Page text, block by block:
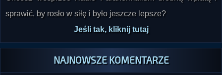
sprawić, by rosło w siłę i było jeszcze lepsze?
Jeśli tak, kliknij tutaj
NAJNOWSZE KOMENTARZE